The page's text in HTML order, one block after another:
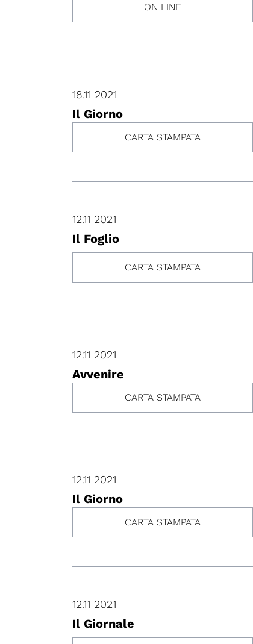
ON LINE
18.11 2021
Il Giorno
CARTA STAMPATA
12.11 2021
Il Foglio
CARTA STAMPATA
12.11 2021
Avvenire
CARTA STAMPATA
12.11 2021
Il Giorno
CARTA STAMPATA
12.11 2021
Il Giornale